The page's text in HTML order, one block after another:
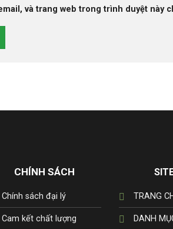
và trang web trong trình duyệt này
CHÍNH SÁCH
Chính sách đại lý
Cam kết chất lượng
TRANG
DANH